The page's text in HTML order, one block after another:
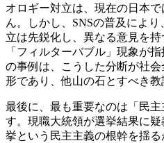
オロギー対立は、現在の日本
ん。しかし、SNSの普及によ
立は先鋭化し、異なる意見を
「フィルターバブル」現象が
の事例は、こうした分断が社
形であり、他山の石とすべき教
最後に、最も重要なのは「民
す。現職大統領が選挙結果に
挙という民主主義の根幹を揺